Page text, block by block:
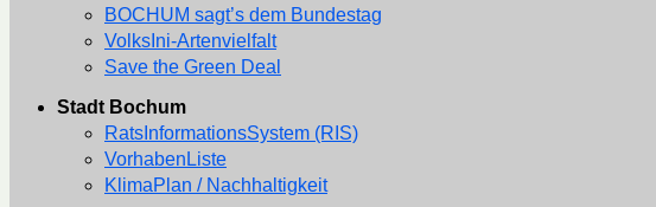
BOCHUM sagt’s dem Bundestag
VolksIni-Artenvielfalt
Save the Green Deal
Stadt Bochum
RatsInformationsSystem (RIS)
VorhabenListe
KlimaPlan / Nachhaltigkeit